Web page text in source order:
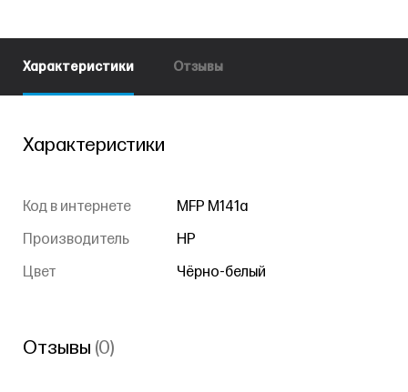
Характеристики Отзывы
Характеристики
Код в интернете
MFP M141a
Производитель
HP
Цвет
Чёрно-белый
Отзывы (0)